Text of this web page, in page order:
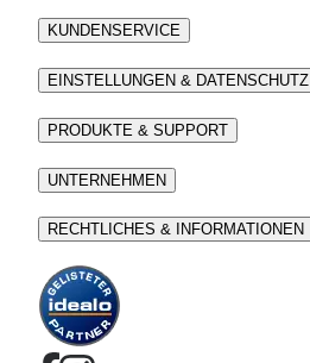
KUNDENSERVICE
EINSTELLUNGEN & DATENSCHUTZ
PRODUKTE & SUPPORT
UNTERNEHMEN
RECHTLICHES & INFORMATIONEN